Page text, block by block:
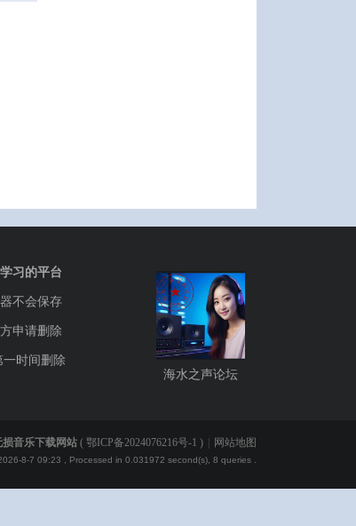
习的平台
不会保存
申请删除
时间删除
海水之声论坛
损音乐下载网站 ( 鄂ICP备2024076216号-1 ) 网站地图
8-7 09:23 , Processed in 0.031972 second(s), 8 queries .